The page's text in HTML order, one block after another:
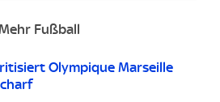
Fußball
Olympique Marseille